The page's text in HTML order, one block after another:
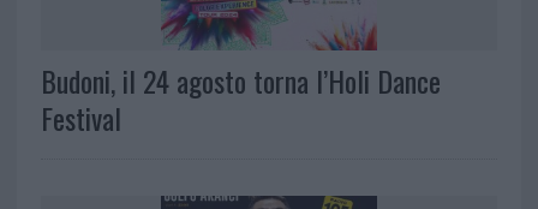
Budoni, il 24 agosto torna l’Holi Dance
Festival